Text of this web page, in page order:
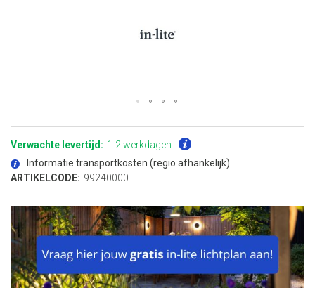
naar
begin
de
afbeeldingen-
Verwachte levertijd: 1-2 werkdagen
Informatie transportkosten (regio afhankelijk)
ARTIKELCODE: 99240000